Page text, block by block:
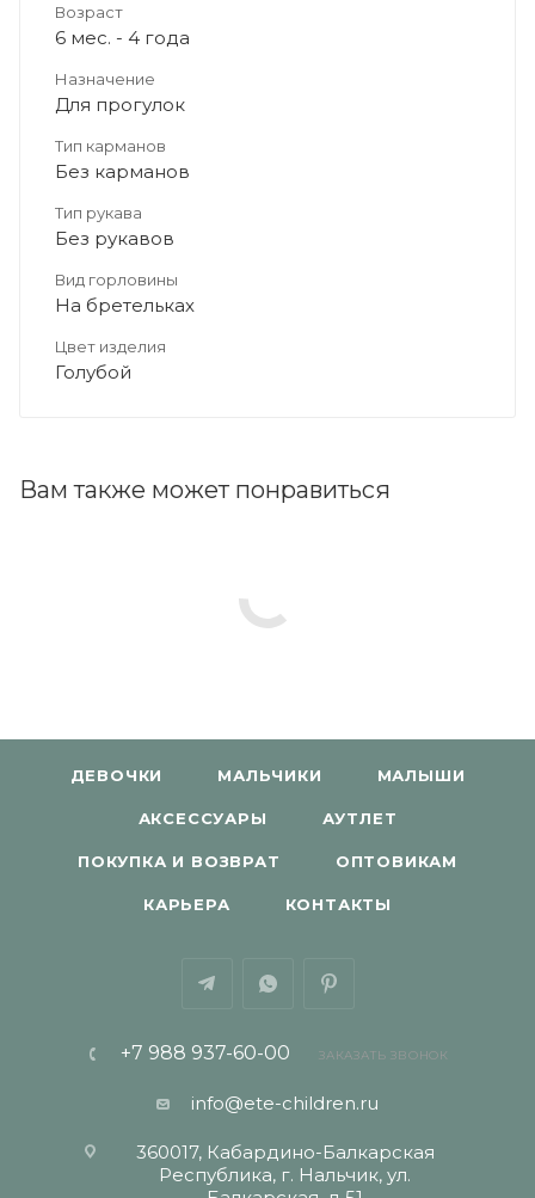
Возраст
6 мес. - 4 года
Назначение
Для прогулок
Тип карманов
Без карманов
Тип рукава
Без рукавов
Вид горловины
На бретельках
Цвет изделия
Голубой
Вам также может понравиться
ДЕВОЧКИ МАЛЬЧИКИ МАЛЫШИ
АКСЕССУАРЫ АУТЛЕТ
ПОКУПКА И ВОЗВРАТ ОПТОВИКАМ
КАРЬЕРА КОНТАКТЫ
+7 988 937-60-00 ЗАКАЗАТЬ ЗВОНОК
info@ete-children.ru
360017, Кабардино-Балкарская
Республика, г. Нальчик, ул.